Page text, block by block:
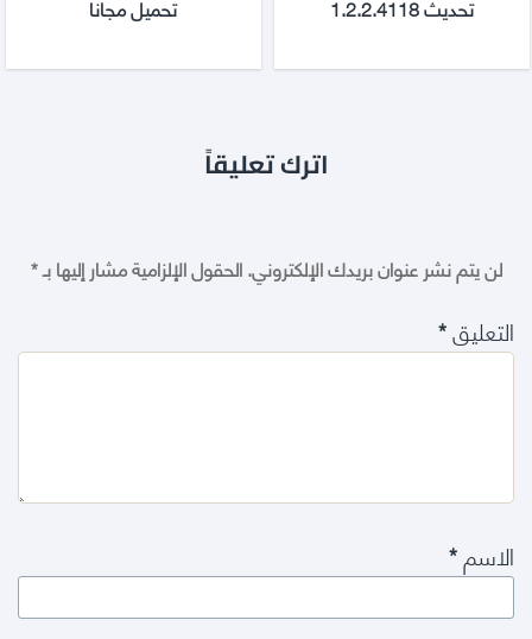
تحديث 1.2.2.4118 تحميل مجانا
اترك تعليقاً
لن يتم نشر عنوان بريدك الإلكتروني.الحقول الإلزامية مشار إليها بـ*
التعليق*
الاسم*